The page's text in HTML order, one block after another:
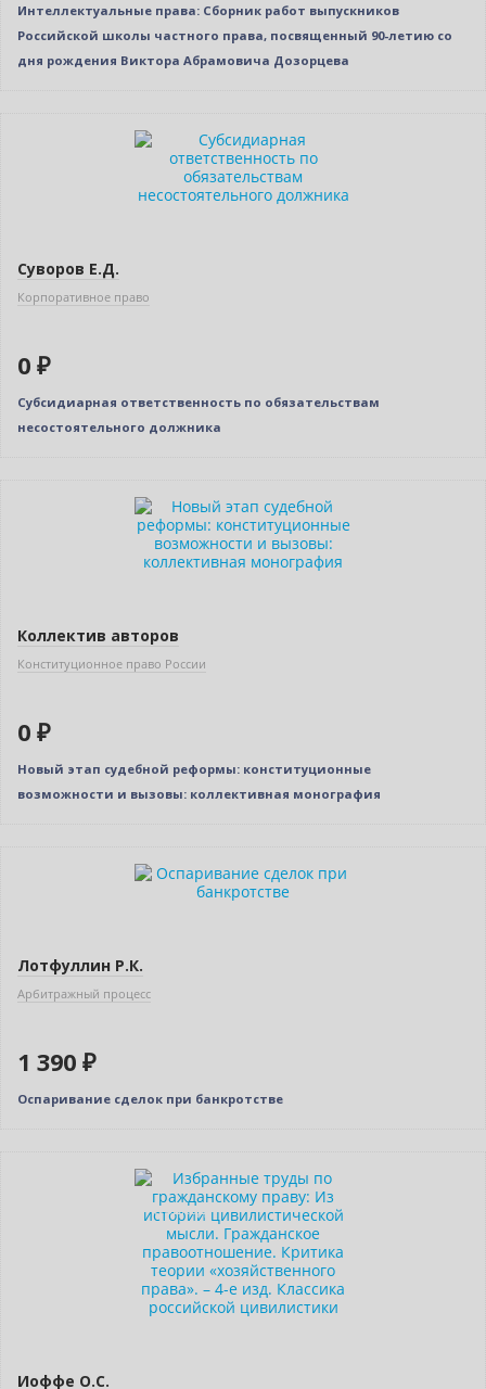
Интеллектуальные права: Сборник работ выпускников
Российской школы частного права, посвященный 90-летию со
дня рождения Виктора Абрамовича Дозорцева
Суворов Е.Д.
Корпоративное право
0 ₽
Субсидиарная ответственность по обязательствам
несостоятельного должника
Коллектив авторов
Конституционное право России
0 ₽
Новый этап судебной реформы: конституционные
возможности и вызовы: коллективная монография
Лотфуллин Р.К.
Арбитражный процесс
1 390 ₽
Оспаривание сделок при банкротстве
Индивидуальный подход
Иоффе О.С.